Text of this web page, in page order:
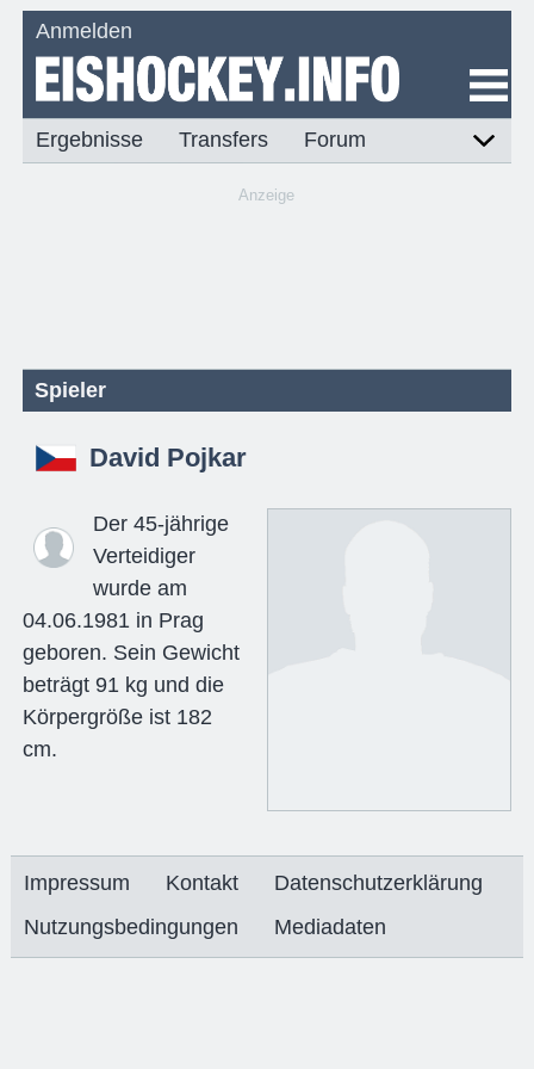
Anmelden
Ergebnisse Transfers Forum
Anzeige
Spieler
David Pojkar
Der 45-jährige
Verteidiger
wurde am
04.06.1981 in Prag
geboren. Sein Gewicht
beträgt 91 kg und die
Körpergröße ist 182
cm.
Impressum Kontakt
Datenschutzerklärung
Nutzungsbedingungen
Mediadaten